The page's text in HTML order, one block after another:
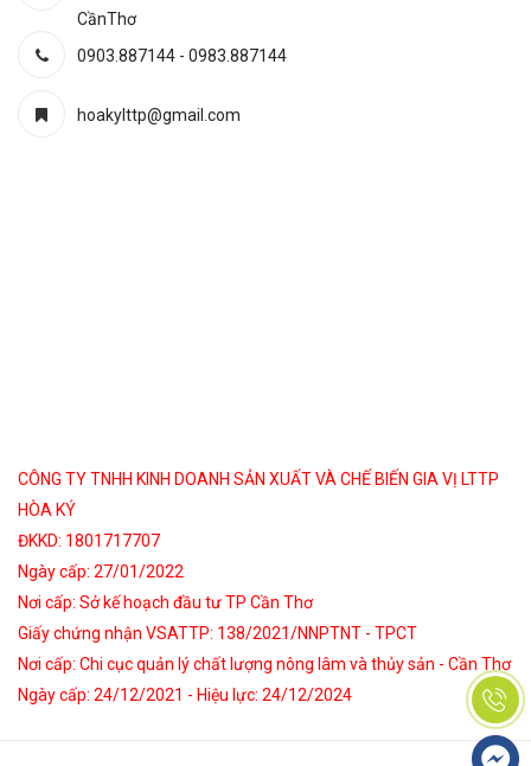
CầnThơ
0903.887144 - 0983.887144
hoakylttp@gmail.com
CÔNG TY TNHH KINH DOANH SẢN XUẤT VÀ CHẾ BIẾN GIA VỊ LTTP
HÒA KÝ
ĐKKD: 1801717707
Ngày cấp: 27/01/2022
Nơi cấp: Sở kế hoạch đầu tư TP Cần Thơ
Giấy chứng nhận VSATTP: 138/2021/NNPTNT - TPCT
Nơi cấp: Chi cục quản lý chất lượng nông lâm và thủy sản - Cần Thơ
Ngày cấp: 24/12/2021 - Hiệu lực: 24/12/2024